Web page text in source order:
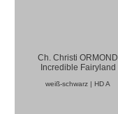
Ch. Christi ORMOND
Incredible Fairyland
weiß-schwarz | HD A